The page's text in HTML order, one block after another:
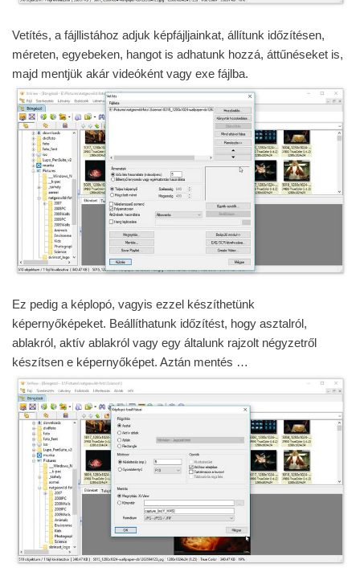
Vetítés, a fájllistához adjuk képfájljainkat, állítunk időzítésen,
méreten, egyebeken, hangot is adhatunk hozzá, áttűnéseket is,
majd mentjük akár videóként vagy exe fájlba.
Ez pedig a képlopó, vagyis ezzel készíthetünk
képernyőképeket. Beállíthatunk időzítést, hogy asztalról,
ablakról, aktív ablakról vagy egy általunk rajzolt négyzetről
készítsen e képernyőképet. Aztán mentés …